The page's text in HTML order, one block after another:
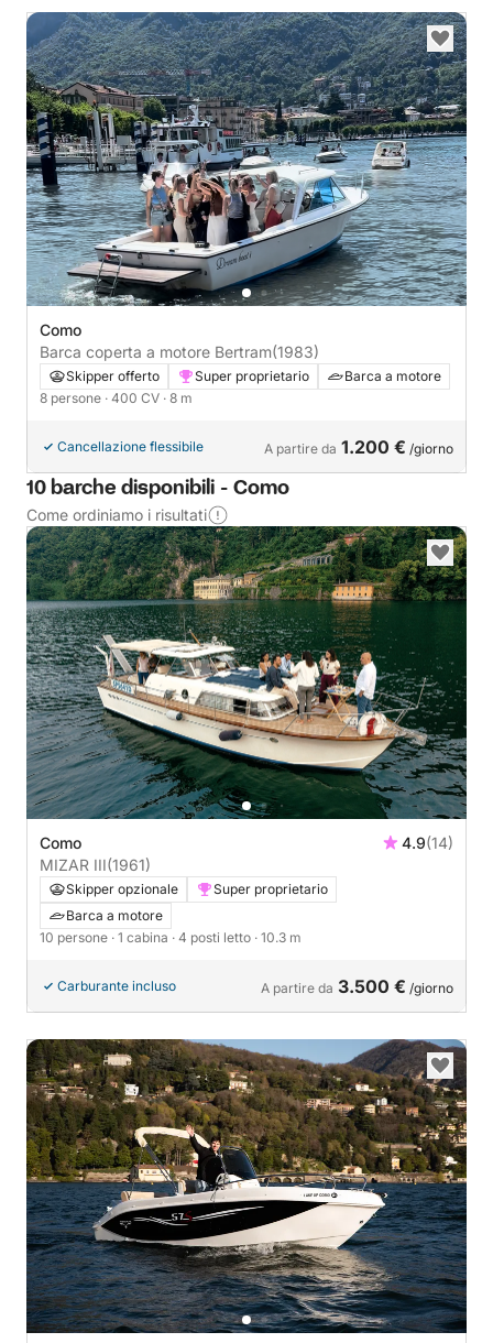
Como
Barca coperta a motore Bertram(1983)
Skipper offerto Super proprietario
Barca a motore
8 persone · 400 CV · 8 m
Cancellazione flessibile A partire da 1.200 € /giorno
10 barche disponibili - Como
Come ordiniamo i risultati
Como 4.9(14)
MIZAR III(1961)
Skipper opzionale
Super proprietario
Barca a motore
10 persone · 1 cabina · 4 posti letto · 10.3 m
Carburante incluso A partire da 3.500 € /giorno